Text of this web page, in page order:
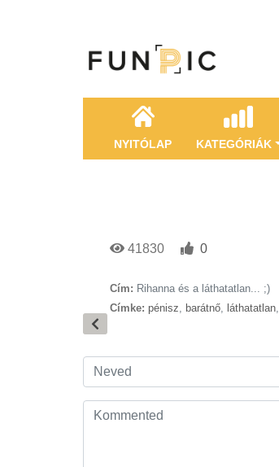
NYITÓLAP KATEGÓRIÁK
41830 0
Cím: Rihanna és a láthatatlan... ;)
Címke: pénisz, barátnő, láthatatlan,